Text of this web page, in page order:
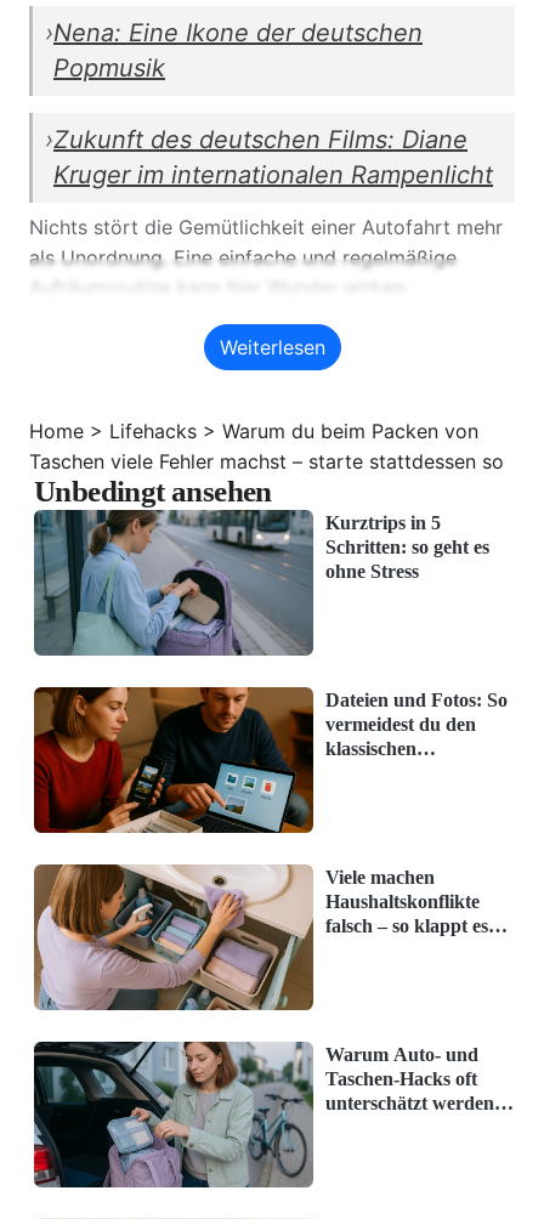
›Nena: Eine Ikone der deutschen
Popmusik
›Zukunft des deutschen Films: Diane
Kruger im internationalen Rampenlicht
Nichts stört die Gemütlichkeit einer Autofahrt mehr
als Unordnung. Eine einfache und regelmäßige
Kleinteile wie Ladekabel, Snacks oder Taschentücher
Weiterlesen
Verwenden Sie Aufbewahrungskisten:
Verstauen Sie Kleinteile wie Ladekabel,
ein Durcheinander zu vermeiden.
Mülltüten griffbereit halten:Hängen Sie
eine kleine Mülltüte im Fußraum ein, um
schnell Abfall zu entsorgen.
Regelmäßig aufräumen:
Nehmen Sie sich
einmal die Woche ein paar Minuten Zeit, um
das Auto zu entrümpeln.
Home > Lifehacks > Warum du beim Packen von
Taschen viele Fehler machst – starte stattdessen so
Unbedingt ansehen
Kurztrips in 5
Schritten: so geht es
ohne Stress
Dateien und Fotos: So
vermeidest du den
klassischen
Viele machen
Haushaltskonflikte
falsch – so klappt es
Warum Auto- und
Taschen-Hacks oft
unterschätzt werden –